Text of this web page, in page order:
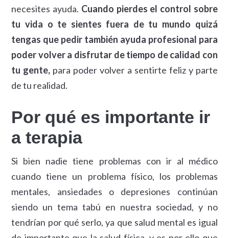
necesites ayuda. Cuando pierdes el control sobre
tu vida o te sientes fuera de tu mundo quizá
tengas que pedir también ayuda profesional para
poder volver a disfrutar de tiempo de calidad con
tu gente, para poder volver a sentirte feliz y parte
de tu realidad.
Por qué es importante ir
a terapia
Si bien nadie tiene problemas con ir al médico
cuando tiene un problema físico, los problemas
mentales, ansiedades o depresiones continúan
siendo un tema tabú en nuestra sociedad, y no
tendrían por qué serlo, ya que salud mental es igual